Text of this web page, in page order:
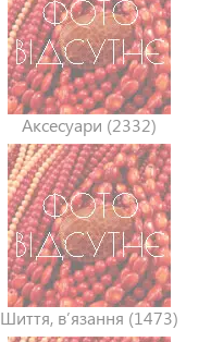
Аксесуари (2332)
Шиття, в’язання (1473)